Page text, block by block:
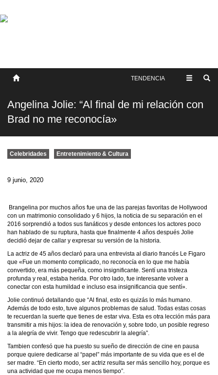
SOBRE NOSOTROS
TENDENCIA
Angelina Jolie: “Al final de mi relación con
Brad no me reconocía»
Celebridades Entretenimiento & Cultura
9 junio, 2020
Brangelina por muchos años fue una de las parejas favoritas de Hollywood
con un matrimonio consolidado y 6 hijos, la noticia de su separación en el
2016 sorprendió a todos sus fanáticos y desde entonces los actores poco
han hablado de su ruptura, hasta que finalmente 4 años después Jolie
decidió dejar de callar y expresar su versión de la historia.
La actriz de 45 años declaró para una entrevista al diario francés Le Figaro
que «Fue un momento complicado, no reconocía en lo que me había
convertido, era más pequeña, como insignificante. Sentí una tristeza
profunda y real, estaba herida. Por otro lado, fue interesante volver a
conectar con esta humildad e incluso esa insignificancia que sentí».
Jolie continuó detallando que “Al final, esto es quizás lo más humano.
Además de todo esto, tuve algunos problemas de salud. Todas estas cosas
te recuerdan la suerte que tienes de estar viva. Esta es otra lección más para
transmitir a mis hijos: la idea de renovación y, sobre todo, un posible regreso
a la alegría de vivir. Tengo que redescubrir la alegría”.
Tambien confesó que ha puesto su sueño de dirección de cine en pausa
porque quiere dedicarse al “papel” más importante de su vida que es el de
ser madre. “En cierto modo, ser actriz resulta ser más sencillo hoy, porque es
una actividad que me ocupa menos tiempo”.